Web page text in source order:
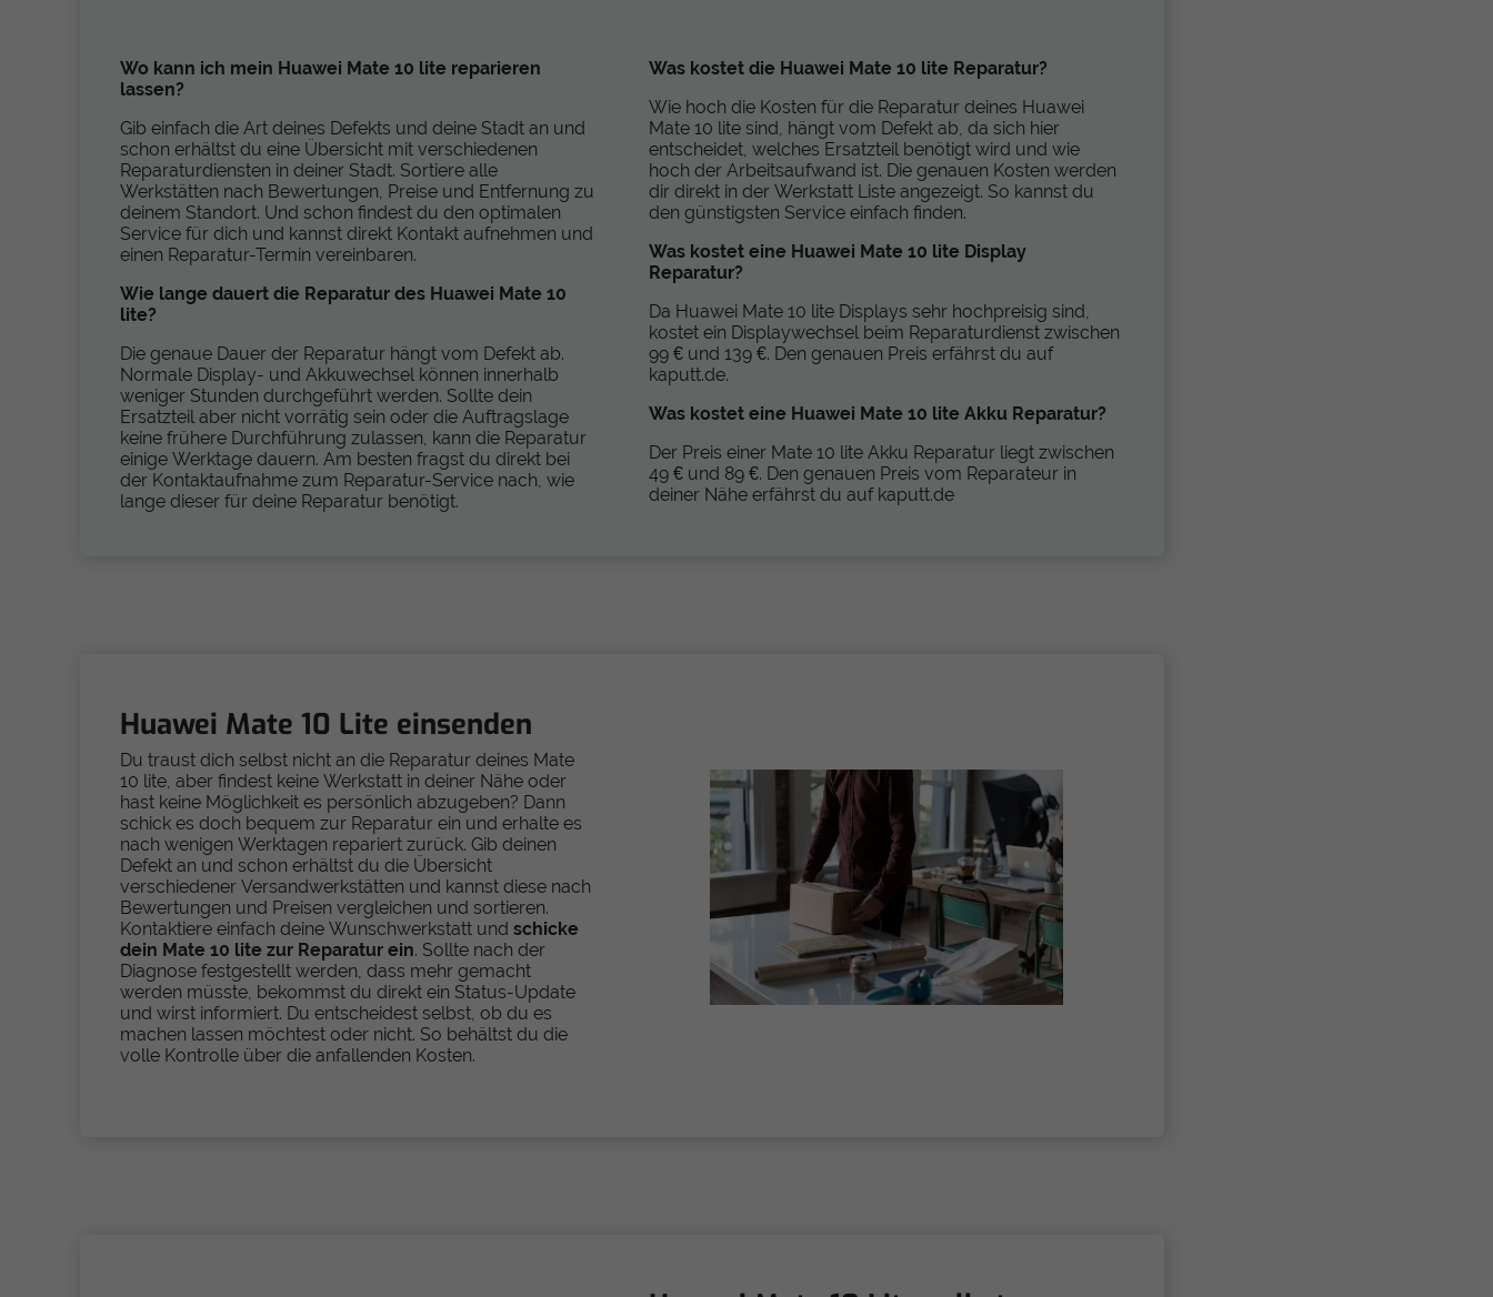
Wo kann ich mein Huawei Mate 10 lite reparieren
lassen?
Gib einfach die Art deines Defekts und deine Stadt an und
schon erhältst du eine Übersicht mit verschiedenen
Reparaturdiensten in deiner Stadt. Sortiere alle
Werkstätten nach Bewertungen, Preise und Entfernung zu
deinem Standort. Und schon findest du den optimalen
Service für dich und kannst direkt Kontakt aufnehmen und
einen Reparatur-Termin vereinbaren.
Wie lange dauert die Reparatur des Huawei Mate 10
lite?
Die genaue Dauer der Reparatur hängt vom Defekt ab.
Normale Display- und Akkuwechsel können innerhalb
weniger Stunden durchgeführt werden. Sollte dein
Ersatzteil aber nicht vorrätig sein oder die Auftragslage
keine frühere Durchführung zulassen, kann die Reparatur
einige Werktage dauern. Am besten fragst du direkt bei
der Kontaktaufnahme zum Reparatur-Service nach, wie
lange dieser für deine Reparatur benötigt.
Was kostet die Huawei Mate 10 lite Reparatur?
Wie hoch die Kosten für die Reparatur deines Huawei
Mate 10 lite sind, hängt vom Defekt ab, da sich hier
entscheidet, welches Ersatzteil benötigt wird und wie
hoch der Arbeitsaufwand ist. Die genauen Kosten werden
dir direkt in der Werkstatt Liste angezeigt. So kannst du
den günstigsten Service einfach finden.
Was kostet eine Huawei Mate 10 lite Display
Reparatur?
Da Huawei Mate 10 lite Displays sehr hochpreisig sind,
kostet ein Displaywechsel beim Reparaturdienst zwischen
99 € und 139 €. Den genauen Preis erfährst du auf
kaputt.de.
Was kostet eine Huawei Mate 10 lite Akku Reparatur?
Der Preis einer Mate 10 lite Akku Reparatur liegt zwischen
49 € und 89 €. Den genauen Preis vom Reparateur in
deiner Nähe erfährst du auf kaputt.de
Huawei Mate 10 Lite einsenden
Du traust dich selbst nicht an die Reparatur deines Mate
10 lite, aber findest keine Werkstatt in deiner Nähe oder
hast keine Möglichkeit es persönlich abzugeben? Dann
schick es doch bequem zur Reparatur ein und erhalte es
nach wenigen Werktagen repariert zurück. Gib deinen
Defekt an und schon erhältst du die Übersicht
verschiedener Versandwerkstätten und kannst diese nach
Bewertungen und Preisen vergleichen und sortieren.
Kontaktiere einfach deine Wunschwerkstatt und schicke
dein Mate 10 lite zur Reparatur ein. Sollte nach der
Diagnose festgestellt werden, dass mehr gemacht
werden müsste, bekommst du direkt ein Status-Update
und wirst informiert. Du entscheidest selbst, ob du es
machen lassen möchtest oder nicht. So behältst du die
volle Kontrolle über die anfallenden Kosten.